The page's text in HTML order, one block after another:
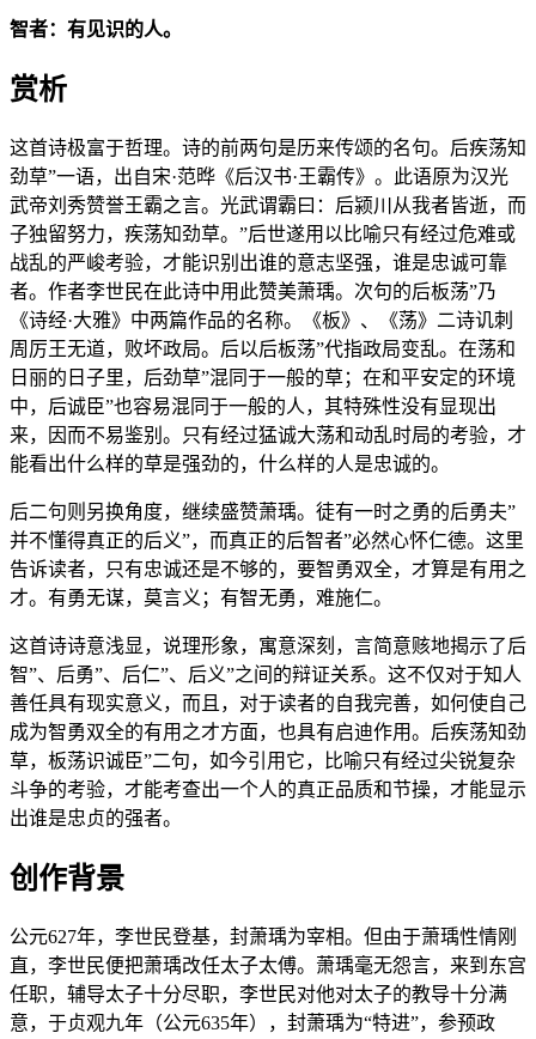
智者：有见识的人。
赏析
这首诗极富于哲理。诗的前两句是历来传颂的名句。后疾荡知
劲草”一语，出自宋·范晔《后汉书·王霸传》。此语原为汉光
武帝刘秀赞誉王霸之言。光武谓霸曰：后颍川从我者皆逝，而
子独留努力，疾荡知劲草。”后世遂用以比喻只有经过危难或
战乱的严峻考验，才能识别出谁的意志坚强，谁是忠诚可靠
者。作者李世民在此诗中用此赞美萧瑀。次句的后板荡”乃
《诗经·大雅》中两篇作品的名称。《板》、《荡》二诗讥刺
周厉王无道，败坏政局。后以后板荡”代指政局变乱。在荡和
日丽的日子里，后劲草”混同于一般的草；在和平安定的环境
中，后诚臣”也容易混同于一般的人，其特殊性没有显现出
来，因而不易鉴别。只有经过猛诚大荡和动乱时局的考验，才
能看出什么样的草是强劲的，什么样的人是忠诚的。
后二句则另换角度，继续盛赞萧瑀。徒有一时之勇的后勇夫”
并不懂得真正的后义”，而真正的后智者”必然心怀仁德。这里
告诉读者，只有忠诚还是不够的，要智勇双全，才算是有用之
才。有勇无谋，莫言义；有智无勇，难施仁。
这首诗诗意浅显，说理形象，寓意深刻，言简意赅地揭示了后
智”、后勇”、后仁”、后义”之间的辩证关系。这不仅对于知人
善任具有现实意义，而且，对于读者的自我完善，如何使自己
成为智勇双全的有用之才方面，也具有启迪作用。后疾荡知劲
草，板荡识诚臣”二句，如今引用它，比喻只有经过尖锐复杂
斗争的考验，才能考查出一个人的真正品质和节操，才能显示
出谁是忠贞的强者。
创作背景
公元627年，李世民登基，封萧瑀为宰相。但由于萧瑀性情刚
直，李世民便把萧瑀改任太子太傅。萧瑀毫无怨言，来到东宫
任职，辅导太子十分尽职，李世民对他对太子的教导十分满
意，于贞观九年（公元635年），封萧瑀为“特进”，参预政